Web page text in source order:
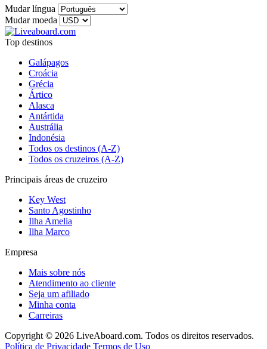
Mudar língua
Mudar moeda
Top destinos
Galápagos
Croácia
Grécia
Ártico
Alasca
Antártida
Austrália
Indonésia
Todos os destinos (A-Z)
Todos os cruzeiros (A-Z)
Principais áreas de cruzeiro
Key West
Santo Agostinho
Ilha Amelia
Ilha Marco
Empresa
Mais sobre nós
Atendimento ao cliente
Seja um afiliado
Minha conta
Carreiras
Copyright © 2026 LiveAboard.com. Todos os direitos reservados.
Política de Privacidade Termos de Uso